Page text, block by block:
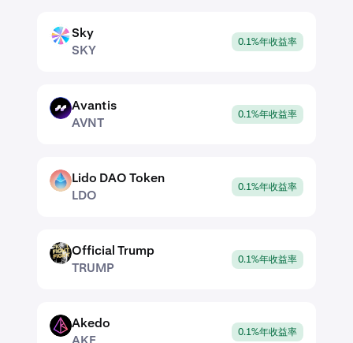
SKY
Sky
SKY
0.1%年收益率
AVNT Avantis
AVNT
0.1%年收益率
LDO
Lido DAO Token
LDO
0.1%年收益率
TRUMP Official Trump
TRUMP
0.1%年收益率
AKE
Akedo
0.1%年收益率